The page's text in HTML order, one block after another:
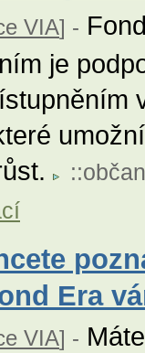
VIA] -
je
::
Era
VIA] -